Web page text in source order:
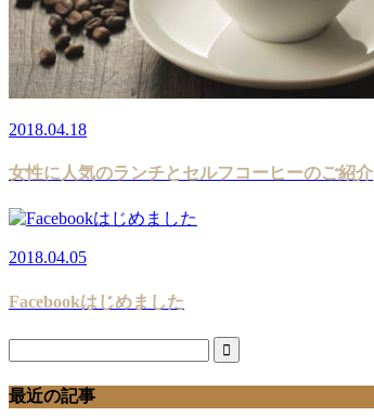
2018.04.18
女性に人気のランチとセルフコーヒーのご紹介
2018.04.05
Facebookはじめました
最近の記事